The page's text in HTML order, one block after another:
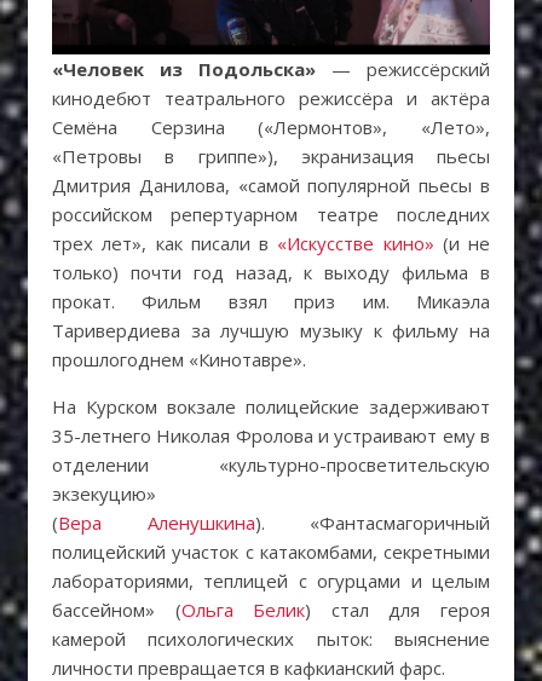
«Человек из Подольска» — режиссёрский
кинодебют театрального режиссёра и актёра
Семёна Серзина («Лермонтов», «Лето»,
«Петровы в гриппе»), экранизация пьесы
Дмитрия Данилова, «самой популярной пьесы в
российском репертуарном театре последних
трех лет», как писали в «Искусстве кино» (и не
только) почти год назад, к выходу фильма в
прокат. Фильм взял приз им. Микаэла
Таривердиева за лучшую музыку к фильму на
прошлогоднем «Кинотавре».
На Курском вокзале полицейские задерживают
35-летнего Николая Фролова и устраивают ему в
отделении «культурно-просветительскую
экзекуцию»
(Вера Аленушкина). «Фантасмагоричный
полицейский участок с катакомбами, секретными
лабораториями, теплицей с огурцами и целым
бассейном» (Ольга Белик) стал для героя
камерой психологических пыток: выяснение
личности превращается в кафкианский фарс.